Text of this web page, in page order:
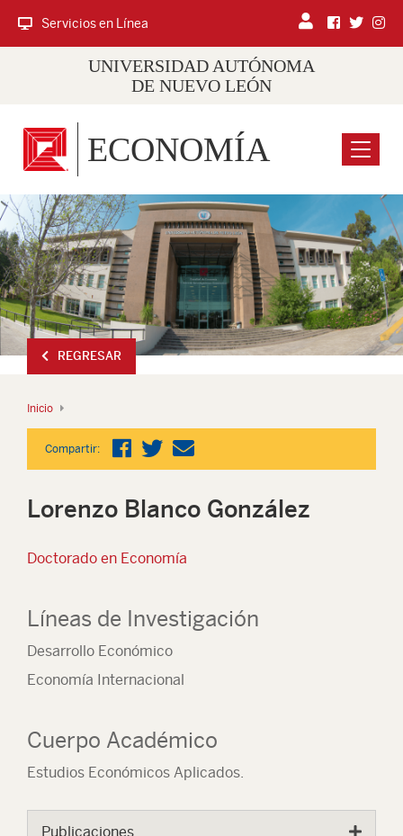
Servicios en Línea
UNIVERSIDAD AUTÓNOMA
DE NUEVO LEÓN
Menu
ECONOMÍA
REGRESAR
Inicio
Compartir:
Lorenzo Blanco González
Doctorado en Economía
Líneas de Investigación
Desarrollo Económico
Economía Internacional
Cuerpo Académico
Estudios Económicos Aplicados.
Publicaciones